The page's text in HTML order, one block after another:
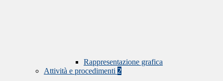
Rappresentazione grafica
Attività e procedimenti 2